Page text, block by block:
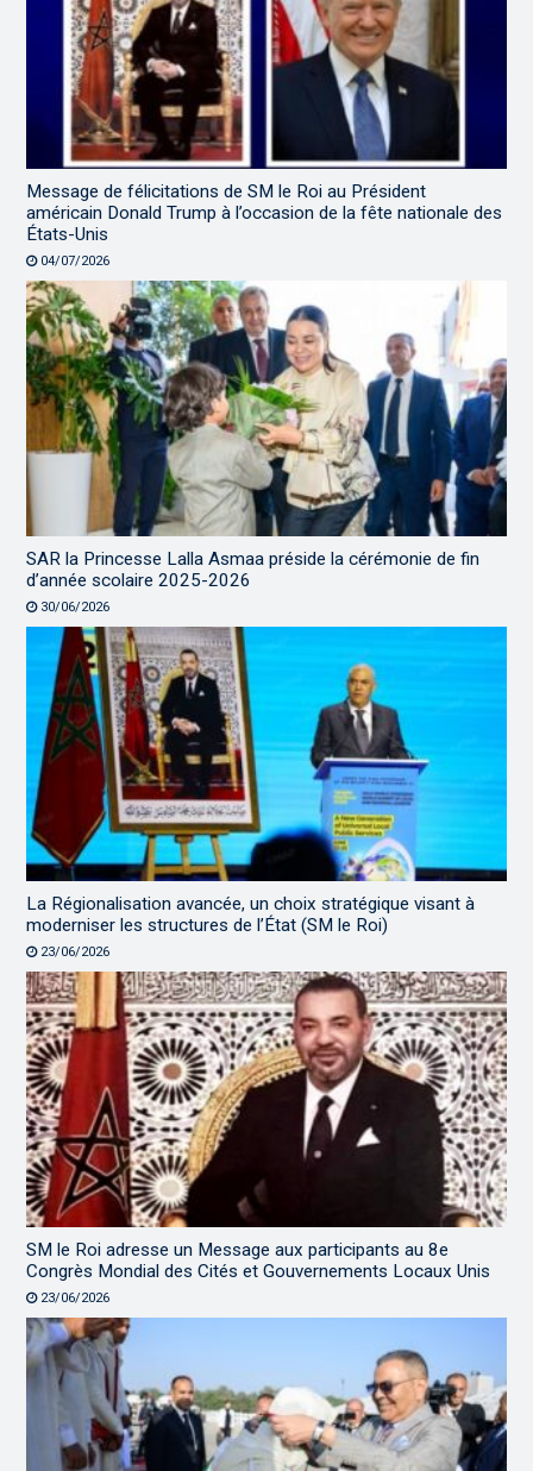
Message de félicitations de SM le Roi au Président
américain Donald Trump à l’occasion de la fête nationale des
États-Unis
04/07/2026
SAR la Princesse Lalla Asmaa préside la cérémonie de fin
d’année scolaire 2025-2026
30/06/2026
La Régionalisation avancée, un choix stratégique visant à
moderniser les structures de l’État (SM le Roi)
23/06/2026
SM le Roi adresse un Message aux participants au 8e
Congrès Mondial des Cités et Gouvernements Locaux Unis
23/06/2026